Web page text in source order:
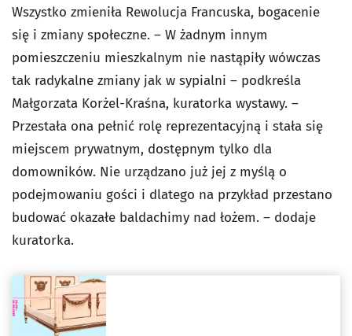
Wszystko zmieniła Rewolucja Francuska, bogacenie
się i zmiany społeczne. – W żadnym innym
pomieszczeniu mieszkalnym nie nastąpiły wówczas
tak radykalne zmiany jak w sypialni – podkreśla
Małgorzata Korżel-Kraśna, kuratorka wystawy. –
Przestała ona pełnić rolę reprezentacyjną i stała się
miejscem prywatnym, dostępnym tylko dla
domowników. Nie urządzano już jej z myślą o
podejmowaniu gości i dlatego na przykład przestano
budować okazałe baldachimy nad łożem. – dodaje
kuratorka.